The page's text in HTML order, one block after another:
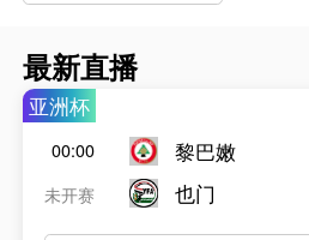
最新直播
亚洲杯
00:00
未开赛
黎巴嫩
也门